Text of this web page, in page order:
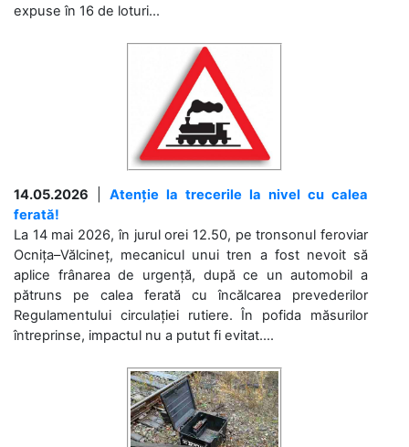
expuse în 16 de loturi...
14.05.2026
Atenție la trecerile la nivel cu calea
ferată!
La 14 mai 2026, în jurul orei 12.50, pe tronsonul feroviar
Ocnița–Vălcineț, mecanicul unui tren a fost nevoit să
aplice frânarea de urgență, după ce un automobil a
pătruns pe calea ferată cu încălcarea prevederilor
Regulamentului circulației rutiere. În pofida măsurilor
întreprinse, impactul nu a putut fi evitat....